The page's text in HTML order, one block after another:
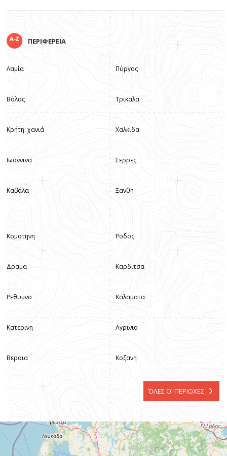
ΠΕΡΙΦΕΡΕΙΑ
Λαμία
Βόλος
Κρήτη: χανιά
Ιωάννινα
Καβάλα
Πύργος
Τρικαλα
Χαλκιδα
Σερρες
Ξανθη
Κομοτηνη
Δραμα
Ρεθυμνο
Κατερινη
Βεροια
Ροδος
Καρδιτσα
Καλαματα
Αγρινιο
Κοζανη
ΌΛΕΣ ΟΙ ΠΕΡΙΟΧΕΣ